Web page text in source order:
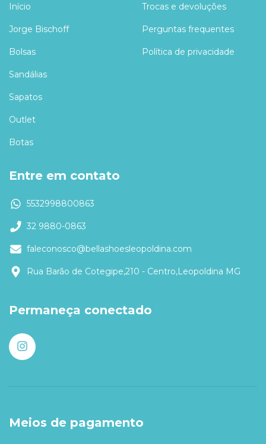
Início
Jorge Bischoff
Bolsas
Sandálias
Sapatos
Outlet
Botas
Trocas e devoluções
Perguntas frequentes
Política de privacidade
Entre em contato
5532998800863
32 9880-0863
faleconosco@bellashoesleopoldina.com
Rua Barão de Cotegipe,210 - Centro,Leopoldina MG
Permaneça conectado
Meios de pagamento